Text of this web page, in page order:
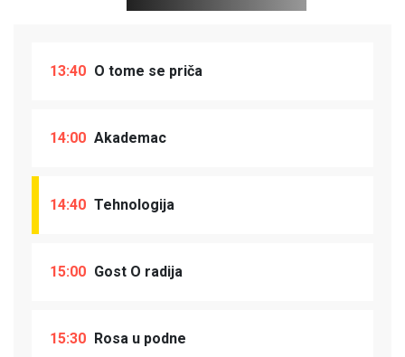
13:40 O tome se priča
14:00 Akademac
14:40 Tehnologija
15:00 Gost O radija
15:30 Rosa u podne